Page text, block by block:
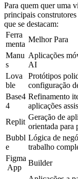
Para quem quer uma
principais
que se destacam:
Ferra
menta
Melhor Para
Manu
s
Aplicações
AI
Lova
ble
Protótipos
configuração
Base4
4
Refinamento
aplicações
Replit
Geração de
orientada para
Bubbl
e
Lógica de
trabalho
Figma
App
Builder